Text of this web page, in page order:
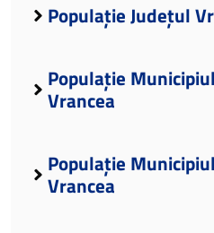
Populație Județul
Populație
Vrancea
Populație
Vrancea